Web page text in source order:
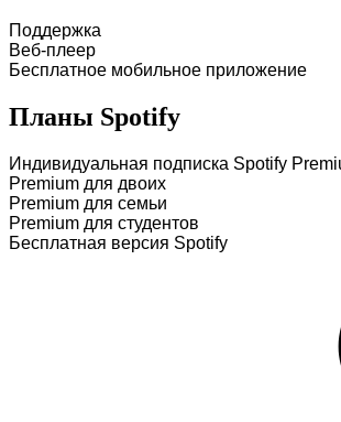
Поддержка
Веб-плеер
Бесплатное мобильное приложение
Планы Spotify
Индивидуальная подписка Spotify
Premium для двоих
Premium для семьи
Premium для студентов
Бесплатная версия Spotify